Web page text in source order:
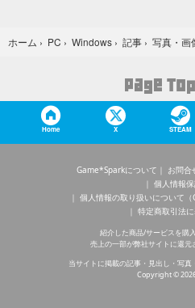
ホーム › PC › Windows › 記事 › 写真・画
Home X STEAM
Game*Sparkについて お問合
個人情報
個人情報の取り扱いについて（
特定商取引法
紹介した商品/サービスを購
売上の一部が弊社サイトに還元
当サイトに掲載の記事・見出し・写真
Copyright ©